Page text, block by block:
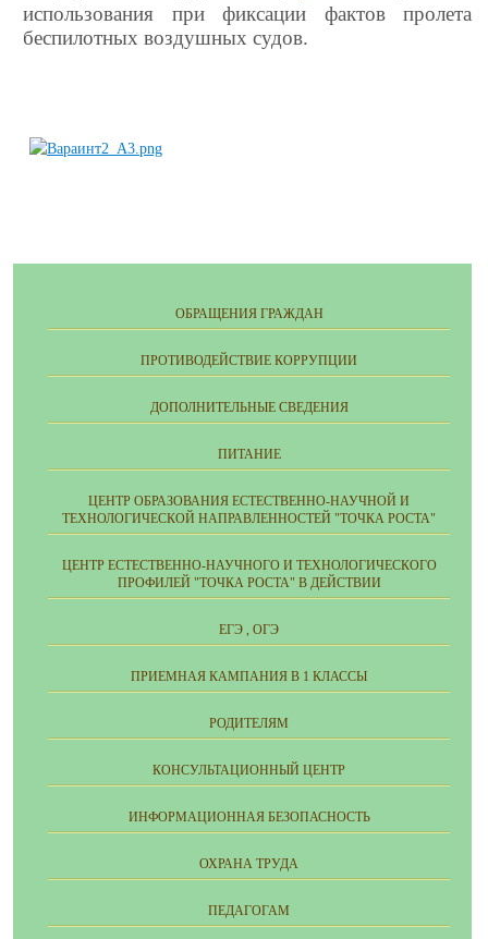
использования при фиксации фактов пролета
беспилотных воздушных судов.
ОБРАЩЕНИЯ ГРАЖДАН
ПРОТИВОДЕЙСТВИЕ КОРРУПЦИИ
ДОПОЛНИТЕЛЬНЫЕ СВЕДЕНИЯ
ПИТАНИЕ
ЦЕНТР ОБРАЗОВАНИЯ ЕСТЕСТВЕННО-НАУЧНОЙ И
ТЕХНОЛОГИЧЕСКОЙ НАПРАВЛЕННОСТЕЙ "ТОЧКА РОСТА"
ЦЕНТР ЕСТЕСТВЕННО-НАУЧНОГО И ТЕХНОЛОГИЧЕСКОГО
ПРОФИЛЕЙ "ТОЧКА РОСТА" В ДЕЙСТВИИ
ЕГЭ , ОГЭ
ПРИЕМНАЯ КАМПАНИЯ В 1 КЛАССЫ
РОДИТЕЛЯМ
КОНСУЛЬТАЦИОННЫЙ ЦЕНТР
ИНФОРМАЦИОННАЯ БЕЗОПАСНОСТЬ
ОХРАНА ТРУДА
ПЕДАГОГАМ